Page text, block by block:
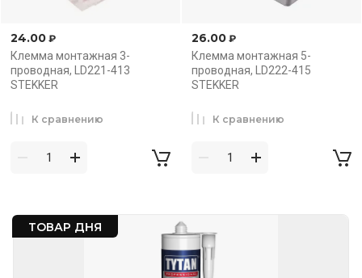
ТОВАР ДНЯ
24.00 ₽
Клемма монтажная 3-
проводная, LD221-413
STEKKER
К сравнению
26.00 ₽
Клемма монтажная 5-
проводная, LD222-415
STEKKER
К сравнению